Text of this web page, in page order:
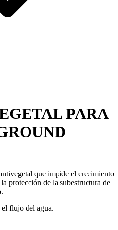
PARA
que impide el crecimiento
protección de la subestructura de
el flujo del agua.